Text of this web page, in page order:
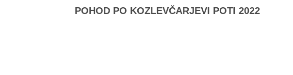
POHOD PO KOZLEVČARJEVI POTI 2022